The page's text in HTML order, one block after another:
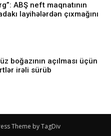
ABŞ neft maqnatının
layihələrdən çıxmağını
boğazının açılması üçün
irəli sürüb
Theme by TagDiv